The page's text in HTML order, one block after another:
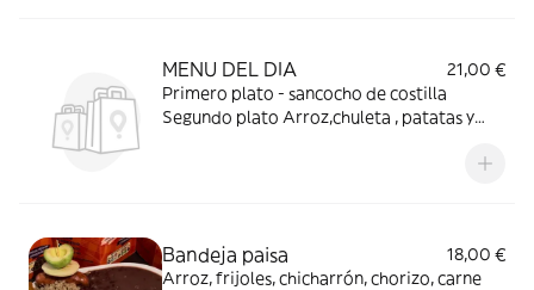
MENU DEL DIA
21,00 €
Primero plato - sancocho de costilla
Segundo plato Arroz,chuleta , patatas y
Bandeja paisa
18,00 €
Arroz, frijoles, chicharrón, chorizo, carne